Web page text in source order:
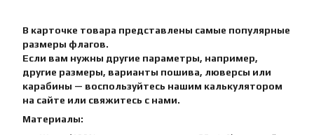
В карточке товара представлены самые популярные
размеры флагов.
Если вам нужны другие параметры, например,
другие размеры, варианты пошива, люверсы или
карабины — воспользуйтесь нашим калькулятором
на сайте или свяжитесь с нами.
Материалы: